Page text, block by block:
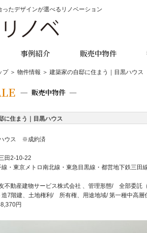
ったデザインが選べるリノベーション
事例紹介 販売中物件
プ＞ 物件情報 ＞ 建築家の自邸に住まう｜目黒ハウス
販売中物件
に住まう｜目黒ハウス
ハウス ※成約済
田2-10-22
線・東京メトロ南北線・東急目黒線・都営地下鉄三
不動産建物サービス株式会社 、管理形態/ 全部委託
造7階建、土地権利/ 所有権、用途地域/ 第一種中高
0円